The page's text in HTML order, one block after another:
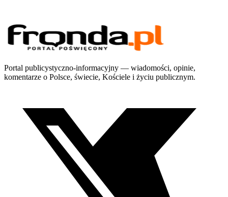
Portal publicystyczno-informacyjny — wiadomości, opinie,
komentarze o Polsce, świecie, Kościele i życiu publicznym.